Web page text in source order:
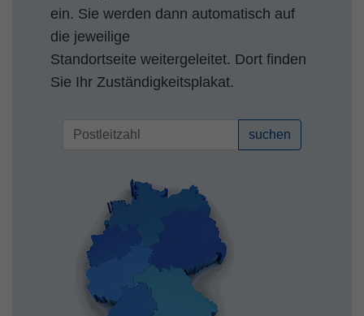
ein. Sie werden dann automatisch auf
die jeweilige
Standortseite weitergeleitet. Dort finden
Sie Ihr Zuständigkeitsplakat.